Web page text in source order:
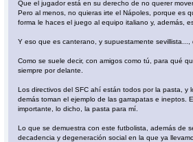
Que el jugador está en su derecho de no querer
Pero al menos, no quieras irte el Nápoles, porque es
forma le haces el juego al equipo italiano y, además,
Y eso que es canterano, y supuestamente sevillista...,
Como se suele decir, con amigos como tú, para qué
siempre por delante.
Los directivos del SFC ahí están todos por la pasta, y
demás toman el ejemplo de las garrapatas e ineptos.
importante, lo dicho, la pasta para mí.
Lo que se demuestra con este futbolista, además de
decadencia y degeneración social en la que ya